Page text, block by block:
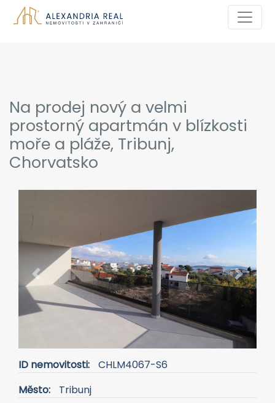
Na prodej nový a velmi
prostorný apartmán v blízkosti
moře a pláže, Tribunj,
Chorvatsko
Previous Next
ID nemovitosti:
CHLM4067-S6
Město:
Tribunj